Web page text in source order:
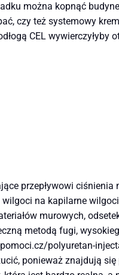
można kopnąć
czy też systemowy
CEL
przepływowi
na kapilarne
murowych,
metodą fugi,
polyuretan-
ponieważ znajdują